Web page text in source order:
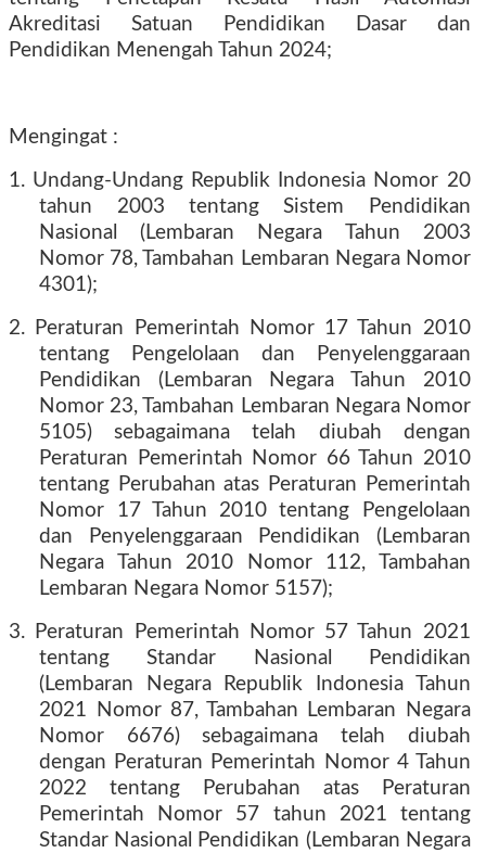
Akreditasi Satuan Pendidikan Dasar dan
Pendidikan Menengah Tahun 2024;
Mengingat :
1. Undang-Undang Republik Indonesia Nomor 20
tahun 2003 tentang Sistem Pendidikan
Nasional (Lembaran Negara Tahun 2003
Nomor 78, Tambahan Lembaran Negara Nomor
4301);
2. Peraturan Pemerintah Nomor 17 Tahun 2010
tentang Pengelolaan dan Penyelenggaraan
Pendidikan (Lembaran Negara Tahun 2010
Nomor 23, Tambahan Lembaran Negara Nomor
5105) sebagaimana telah diubah dengan
Peraturan Pemerintah Nomor 66 Tahun 2010
tentang Perubahan atas Peraturan Pemerintah
Nomor 17 Tahun 2010 tentang Pengelolaan
dan Penyelenggaraan Pendidikan (Lembaran
Negara Tahun 2010 Nomor 112, Tambahan
Lembaran Negara Nomor 5157);
3. Peraturan Pemerintah Nomor 57 Tahun 2021
tentang Standar Nasional Pendidikan
(Lembaran Negara Republik Indonesia Tahun
2021 Nomor 87, Tambahan Lembaran Negara
Nomor 6676) sebagaimana telah diubah
dengan Peraturan Pemerintah Nomor 4 Tahun
2022 tentang Perubahan atas Peraturan
Pemerintah Nomor 57 tahun 2021 tentang
Standar Nasional Pendidikan (Lembaran Negara